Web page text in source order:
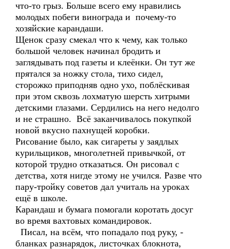
что-то грыз. Больше всего ему нравились
молодых побеги винограда и почему-то
хозяйские карандаши.
Щенок сразу смекал что к чему, как только
большой человек начинал бродить и
заглядывать под газеты и клеёнки. Он тут же
прятался за ножку стола, тихо сидел,
сторожко приподняв одно ухо, поблёскивая
при этом сквозь лохматую шерсть хитрыми
детскими глазами. Сердились на него недолго
и не страшно. Всё заканчивалось покупкой
новой вкусно пахнущей коробки.
Рисование было, как сигареты у заядлых
курильщиков, многолетней привычкой, от
которой трудно отказаться. Он рисовал с
детства, хотя нигде этому не учился. Разве что
пару-тройку советов дал учиталь на уроках
ещё в школе.
Карандаш и бумага помогали коротать досуг
во время вахтовых командировок.
Писал, на всём, что попадало под руку, -
бланках разнарядок, листочках блокнота,